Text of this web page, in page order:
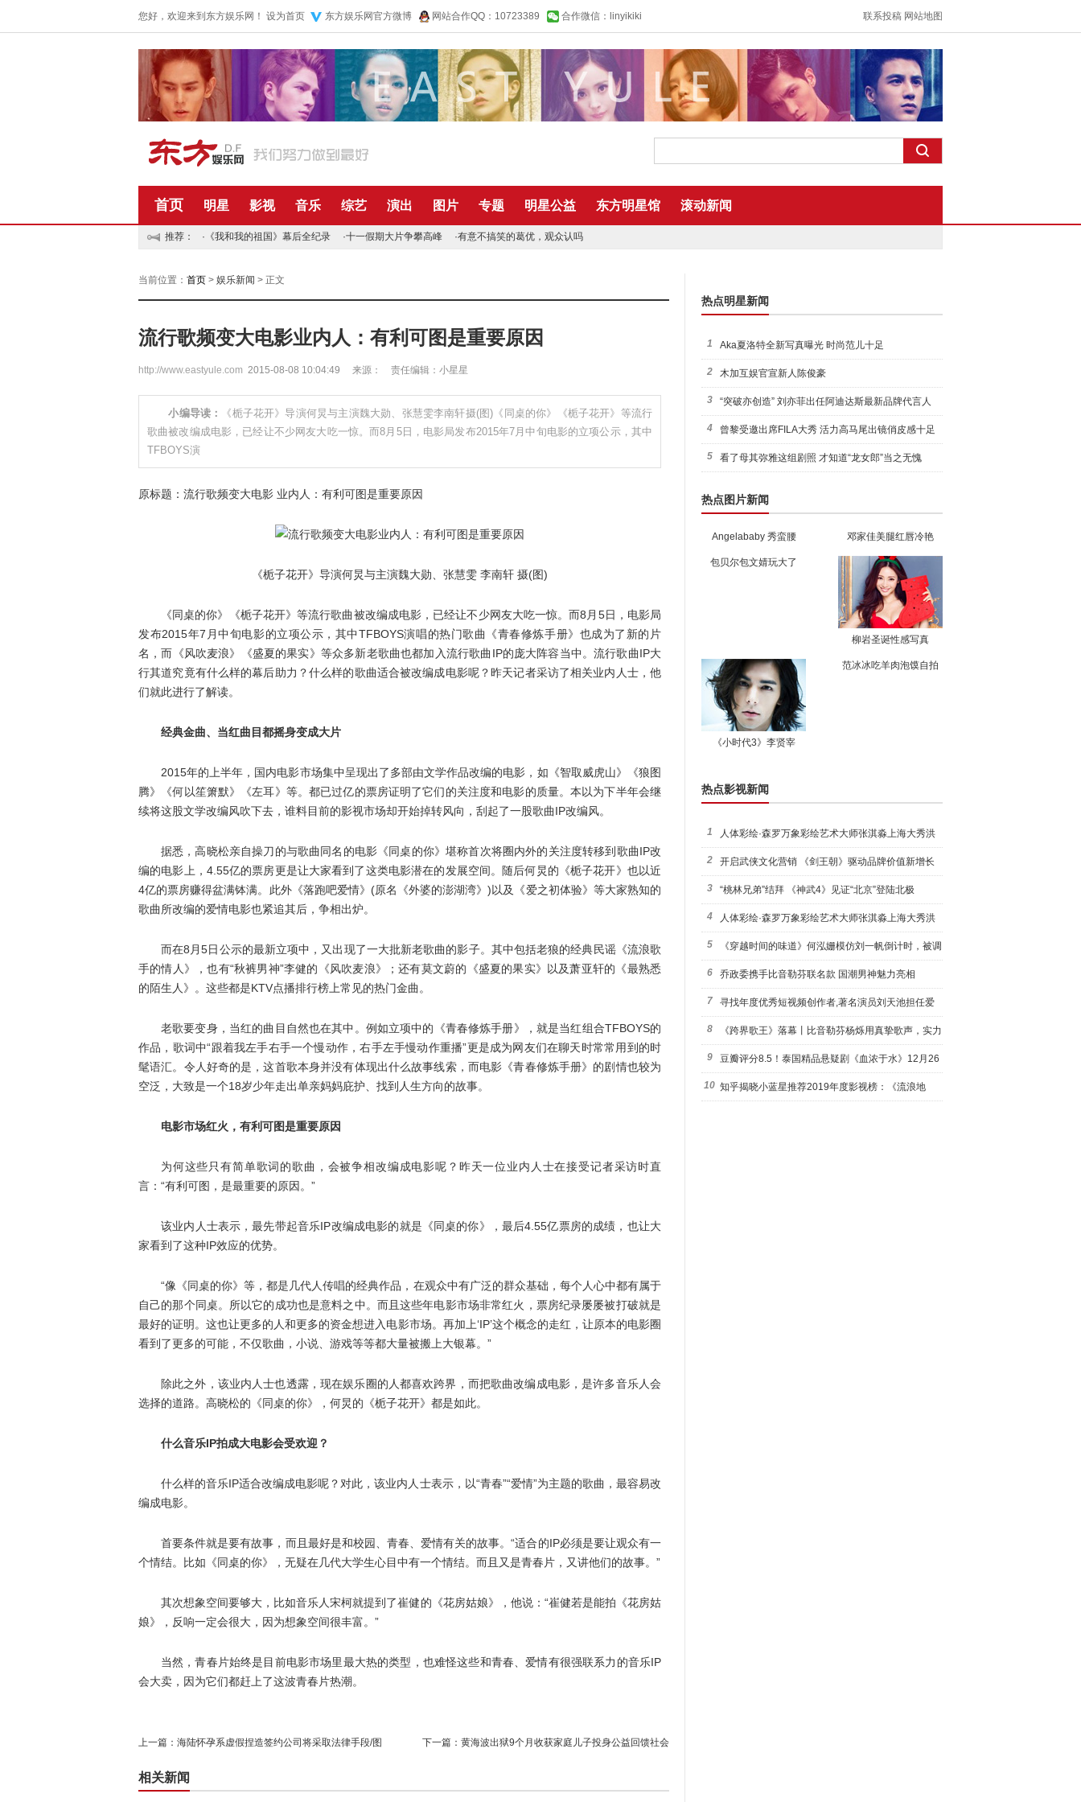
您好，欢迎来到东方娱乐网！ 设为首页 东方娱乐网官方微博 网站合作QQ：10723389 合作微信：linyikiki 联系投稿 网站地图
首页 明星 影视 音乐 综艺 演出 图片 专题 明星公益 东方明星馆 滚动新闻
推荐： · 《我和我的祖国》幕后全纪录 ·十一假期大片争攀高峰 ·有意不搞笑的葛优，观众认吗
当前位置： 首页 > 娱乐新闻 > 正文
流行歌频变大电影业内人：有利可图是重要原因
http://www.eastyule.com 2015-08-08 10:04:49 来源： 责任编辑：小星星
小编导读：
《栀子花开》导演何炅与主演魏大勋、张慧雯李南轩摄(图)《同桌的你》《栀子花开》等流行
歌曲被改编成电影，已经让不少网友大吃一惊。而8月5日，电影局发布2015年7月中旬电影的立项公示，其中
TFBOYS演
原标题：流行歌频变大电影 业内人：有利可图是重要原因
《栀子花开》导演何炅与主演魏大勋、张慧雯 李南轩 摄(图)
《同桌的你》《栀子花开》等流行歌曲被改编成电影，已经让不少网友大吃一惊。而8月5日，电影局
发布2015年7月中旬电影的立项公示，其中TFBOYS演唱的热门歌曲《青春修炼手册》也成为了新的片
名，而《风吹麦浪》《盛夏的果实》等众多新老歌曲也都加入流行歌曲IP的庞大阵容当中。流行歌曲IP大
行其道究竟有什么样的幕后助力？什么样的歌曲适合被改编成电影呢？昨天记者采访了相关业内人士，他
们就此进行了解读。
经典金曲、当红曲目都摇身变成大片
2015年的上半年，国内电影市场集中呈现出了多部由文学作品改编的电影，如《智取威虎山》《狼图
腾》《何以笙箫默》《左耳》等。都已过亿的票房证明了它们的关注度和电影的质量。本以为下半年会继
续将这股文学改编风吹下去，谁料目前的影视市场却开始掉转风向，刮起了一股歌曲IP改编风。
据悉，高晓松亲自操刀的与歌曲同名的电影《同桌的你》堪称首次将圈内外的关注度转移到歌曲IP改
编的电影上，4.55亿的票房更是让大家看到了这类电影潜在的发展空间。随后何炅的《栀子花开》也以近
4亿的票房赚得盆满钵满。此外《落跑吧爱情》(原名《外婆的澎湖湾》)以及《爱之初体验》等大家熟知的
歌曲所改编的爱情电影也紧追其后，争相出炉。
而在8月5日公示的最新立项中，又出现了一大批新老歌曲的影子。其中包括老狼的经典民谣《流浪歌
手的情人》，也有“秋裤男神”李健的《风吹麦浪》；还有莫文蔚的《盛夏的果实》以及萧亚轩的《最熟悉
的陌生人》。这些都是KTV点播排行榜上常见的热门金曲。
老歌要变身，当红的曲目自然也在其中。例如立项中的《青春修炼手册》，就是当红组合TFBOYS的
作品，歌词中“跟着我左手右手一个慢动作，右手左手慢动作重播”更是成为网友们在聊天时常常用到的时
髦语汇。令人好奇的是，这首歌本身并没有体现出什么故事线索，而电影《青春修炼手册》的剧情也较为
空泛，大致是一个18岁少年走出单亲妈妈庇护、找到人生方向的故事。
电影市场红火，有利可图是重要原因
为何这些只有简单歌词的歌曲，会被争相改编成电影呢？昨天一位业内人士在接受记者采访时直
言：“有利可图，是最重要的原因。”
该业内人士表示，最先带起音乐IP改编成电影的就是《同桌的你》，最后4.55亿票房的成绩，也让大
家看到了这种IP效应的优势。
“像《同桌的你》等，都是几代人传唱的经典作品，在观众中有广泛的群众基础，每个人心中都有属于
自己的那个同桌。所以它的成功也是意料之中。而且这些年电影市场非常红火，票房纪录屡屡被打破就是
最好的证明。这也让更多的人和更多的资金想进入电影市场。再加上‘IP’这个概念的走红，让原本的电影圈
看到了更多的可能，不仅歌曲，小说、游戏等等都大量被搬上大银幕。”
除此之外，该业内人士也透露，现在娱乐圈的人都喜欢跨界，而把歌曲改编成电影，是许多音乐人会
选择的道路。高晓松的《同桌的你》，何炅的《栀子花开》都是如此。
什么音乐IP拍成大电影会受欢迎？
什么样的音乐IP适合改编成电影呢？对此，该业内人士表示，以“青春”“爱情”为主题的歌曲，最容易改
编成电影。
首要条件就是要有故事，而且最好是和校园、青春、爱情有关的故事。“适合的IP必须是要让观众有一
个情结。比如《同桌的你》，无疑在几代大学生心目中有一个情结。而且又是青春片，又讲他们的故事。”
其次想象空间要够大，比如音乐人宋柯就提到了崔健的《花房姑娘》，他说：“崔健若是能拍《花房姑
娘》，反响一定会很大，因为想象空间很丰富。”
当然，青春片始终是目前电影市场里最大热的类型，也难怪这些和青春、爱情有很强联系力的音乐IP
会大卖，因为它们都赶上了这波青春片热潮。
上一篇： 海陆怀孕系虚假捏造签约公司将采取法律手段/图 下一篇： 黄海波出狱9个月收获家庭儿子投身公益回馈社会
相关新闻
热点明星新闻
1 Aka夏洛特全新写真曝光 时尚范儿十足
2 木加互娱官宣新人陈俊豪
3 “突破亦创造” 刘亦菲出任阿迪达斯最新品牌代言人
引爆
4 曾黎受邀出席FILA大秀 活力高马尾出镜俏皮感十足
5 看了母其弥雅这组剧照 才知道“龙女郎”当之无愧
热点图片新闻
Angelababy 秀蛮腰 邓家佳美腿红唇冷艳
包贝尔包文婧玩大了
柳岩圣诞性感写真
《小时代3》李贤宰
范冰冰吃羊肉泡馍自拍
热点影视新闻
1 人体彩绘·森罗万象彩绘艺术大师张淇淼上海大秀洪
荒宇宙
2 开启武侠文化营销 《剑王朝》驱动品牌价值新增长
3 “桃林兄弟”结拜 《神武4》见证“北京”登陆北极
4 人体彩绘·森罗万象彩绘艺术大师张淇淼上海大秀洪
荒宇宙
5 《穿越时间的味道》何泓姗模仿刘一帆倒计时，被调
侃“学人
6 乔政委携手比音勒芬联名款 国潮男神魅力亮相
7 寻找年度优秀短视频创作者,著名演员刘天池担任爱
奇艺号"奇
8 《跨界歌王》落幕丨比音勒芬杨烁用真挚歌声，实力
圈粉!
9 豆瓣评分8.5！泰国精品悬疑剧《血浓于水》12月26
日西瓜视
10 知乎揭晓小蓝星推荐2019年度影视榜：《流浪地